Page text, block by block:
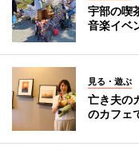
宇部の喫
音楽イベ
見る・遊ぶ
亡き夫の
のカフェ